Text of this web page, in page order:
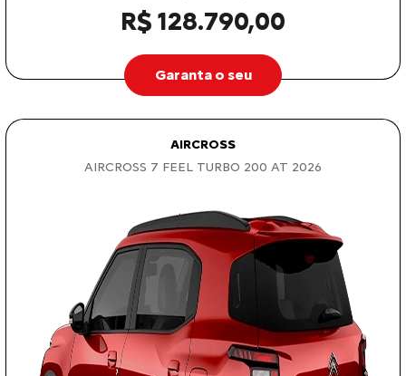
R$ 128.790,00
Garanta o seu
AIRCROSS
AIRCROSS 7 FEEL TURBO 200 AT 2026